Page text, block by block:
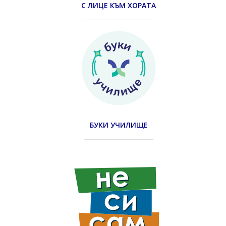
С ЛИЦЕ КЪМ ХОРАТА
БУКИ УЧИЛИЩЕ